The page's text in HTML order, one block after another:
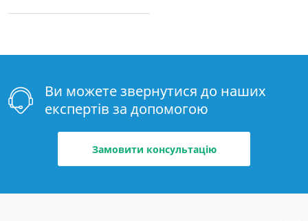
Ви можете звернутися до наших
експертів за допомогою
Замовити консультацію